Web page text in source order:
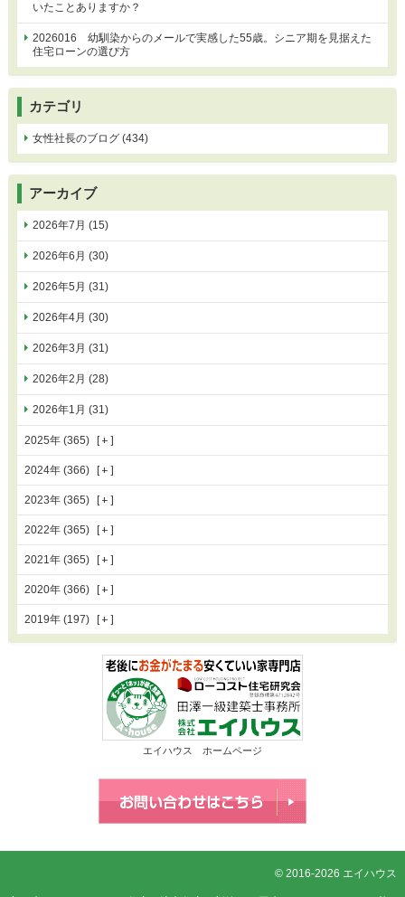
いたことありますか？
2026016 幼馴染からのメールで実感した55歳。シニア期を見据えた
住宅ローンの選び方
カテゴリ
女性社長のブログ (434)
アーカイブ
2026年7月 (15)
2026年6月 (30)
2026年5月 (31)
2026年4月 (30)
2026年3月 (31)
2026年2月 (28)
2026年1月 (31)
2025年 (365)
2024年 (366)
2023年 (365)
2022年 (365)
2021年 (365)
2020年 (366)
2019年 (197)
エイハウス ホームページ
© 2016-2026 エイハウス